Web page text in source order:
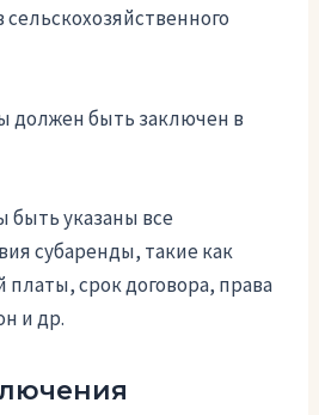
должен быть заключен в
быть указаны все
субаренды, такие как
платы, срок договора, права
и др.